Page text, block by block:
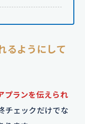
るようにして
プランを伝えられ
チェックだけでな